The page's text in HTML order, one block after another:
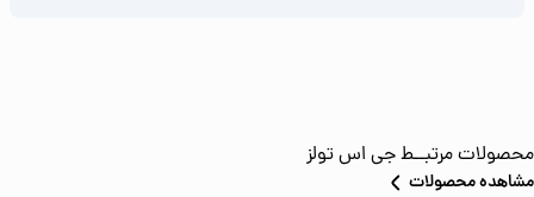
محصولات مرتبــطجی اس تولز
مشاهده محصولات